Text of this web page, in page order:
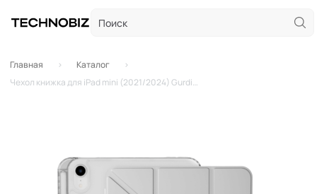
Главная
Каталог
Чехол книжка для iPad mini (2021/2024) Gurdini Origami Case (Серый)